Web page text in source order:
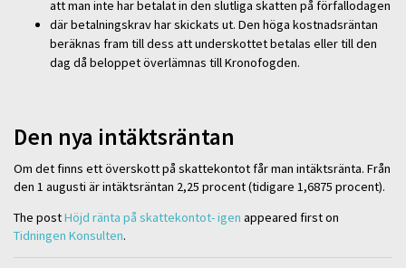
att man inte har betalat in den slutliga skatten på förfallodagen
där betalningskrav har skickats ut. Den höga kostnadsräntan
beräknas fram till dess att underskottet betalas eller till den
dag då beloppet överlämnas till Kronofogden.
Den nya intäktsräntan
Om det finns ett överskott på skattekontot får man intäktsränta. Från
den 1 augusti är intäktsräntan 2,25 procent (tidigare 1,6875 procent).
The postHöjd ränta på skattekontot- igen appeared first on
Tidningen Konsulten.